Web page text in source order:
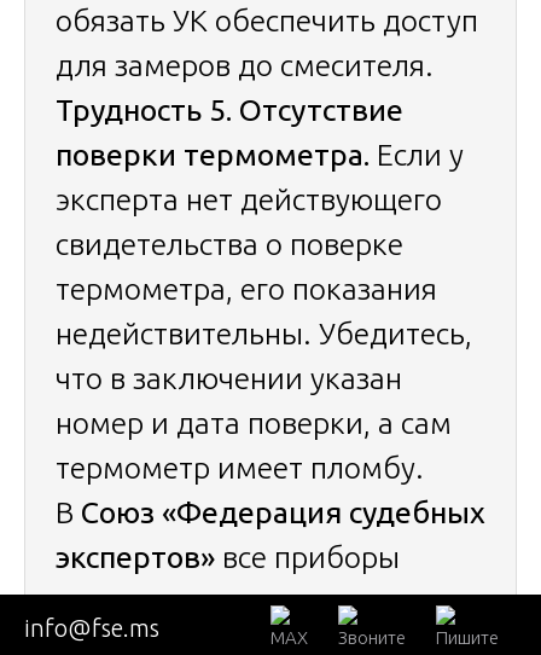
обязать УК обеспечить доступ
для замеров до смесителя.
Трудность 5. Отсутствие
поверки термометра. Если у
эксперта нет действующего
свидетельства о поверке
термометра, его показания
недействительны. Убедитесь,
что в заключении указан
номер и дата поверки, а сам
термометр имеет пломбу.
В Союз «Федерация судебных
экспертов» все приборы
поверяются ежегодно.
Трудность 6. Нет документов
info@fse.ms